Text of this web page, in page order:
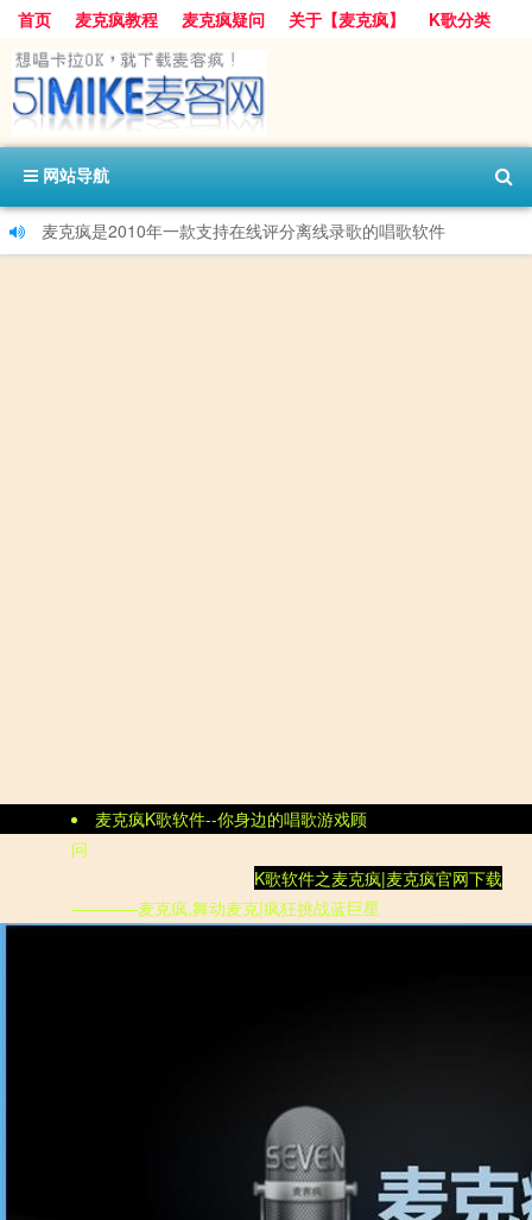
首页 麦克疯教程 麦克疯疑问 关于【麦克疯】 K歌分类
网站导航
麦克疯是2010年一款支持在线评分离线录歌的唱歌软件
麦克疯K歌软件--你身边的唱歌游戏顾
问
K歌软件之麦克疯|麦克疯官网下载
————麦克疯,舞动麦克|疯狂挑战蓝巨星